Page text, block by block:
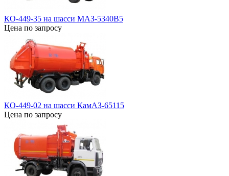
КО-449-35 на шасси МАЗ-5340В5
Цена по запросу
КО-449-02 на шасси КамАЗ-65115
Цена по запросу